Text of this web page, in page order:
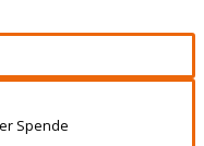
Spende